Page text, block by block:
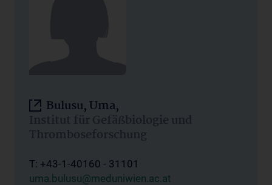
Bulusu, Uma,
Institut für Gefäßbiologie und
Thromboseforschung
T: +43-1-40160 - 31101
uma.bulusu@meduniwien.ac.at